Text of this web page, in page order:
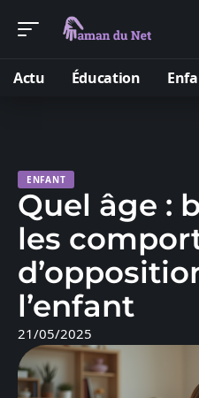
Actu Éducation
ENFANT
Quel âge :
les
l’enfant
21/05/2025